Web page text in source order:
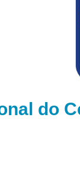
do